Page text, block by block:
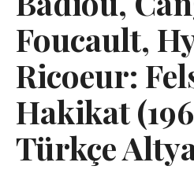
Foucault,
Ricoeur:
Hakikat
Türkçe